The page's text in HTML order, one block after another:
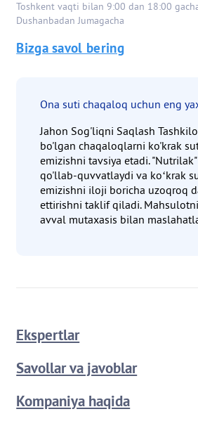
Toshkent vaqti bilan 9:00 dan 18:00
Dushanbadan Jumagacha
Bizga savol bering
Ona suti chaqaloq uchun eng
Jahon Sog'liqni Saqlash
bo'lgan chaqaloqlarni ko'krak
emizishni tavsiya etadi. "Nutrilak"
qo'llab-quvvatlaydi va koʻkrak
emizishni iloji boricha uzoqroq
ettirishni taklif qiladi.
avval mutaxasis bilan
Ekspertlar
Savollar va javoblar
Kompaniya haqida